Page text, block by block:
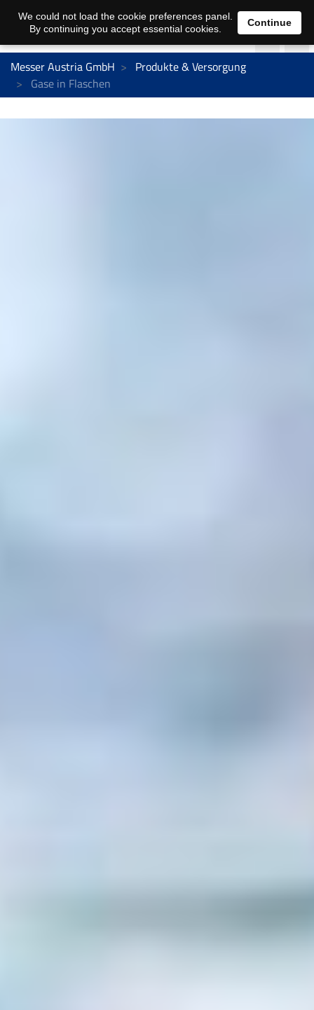
Messer Austria GmbH
Produkte & Versorgung
Gase in Flaschen
We could not load the cookie preferences panel.
By continuing you accept essential cookies.
Continue